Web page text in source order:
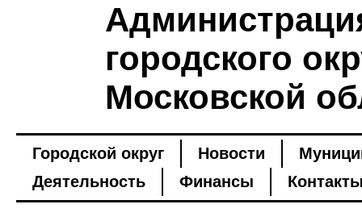
городского
Московской
Городской округ Новости
Деятельность
Финансы